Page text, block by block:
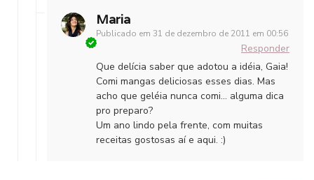
Maria
Publicado em 31 de dezembro de 2011 em 00:56
Responder
Que delícia saber que adotou a idéia, Gaia!
Comi mangas deliciosas esses dias. Mas
acho que geléia nunca comi… alguma dica
pro preparo?
Um ano lindo pela frente, com muitas
receitas gostosas aí e aqui. :)